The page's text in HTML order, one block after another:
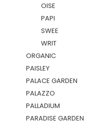
OISE
PAPI
SWEE
WRIT
ORGANIC
PAISLEY
PALACE GARDEN
PALAZZO
PALLADIUM
PARADISE GARDEN